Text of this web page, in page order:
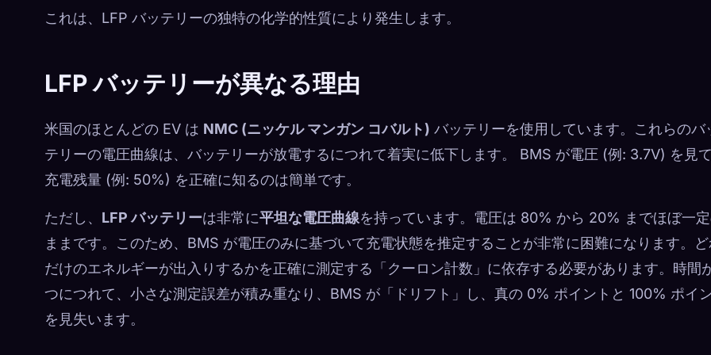
これは、LFP バッテリーの独特の化学的性質により発生します。
LFP バッテリーが異なる理由
米国のほとんどの EV は NMC (ニッケル マンガン コバルト) バッテリーを使用しています。これらのバ
テリーの電圧曲線は、バッテリーが放電するにつれて着実に低下します。 BMS が電圧 (例: 3.7V) を見て
充電残量 (例: 50%) を正確に知るのは簡単です。
ただし、 LFP バッテリーは非常に平坦な電圧曲線を持っています。電圧は 80% から 20% までほぼ一
ままです。このため、BMS が電圧のみに基づいて充電状態を推定することが非常に困難になります。
だけのエネルギーが出入りするかを正確に測定する「クーロン計数」に依存する必要があります。時間
つにつれて、小さな測定誤差が積み重なり、BMS が「ドリフト」し、真の 0% ポイントと 100% ポイ
を見失います。